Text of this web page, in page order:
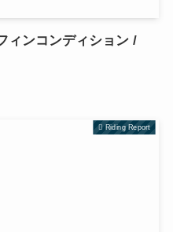
ィンコンディション /
Riding Report